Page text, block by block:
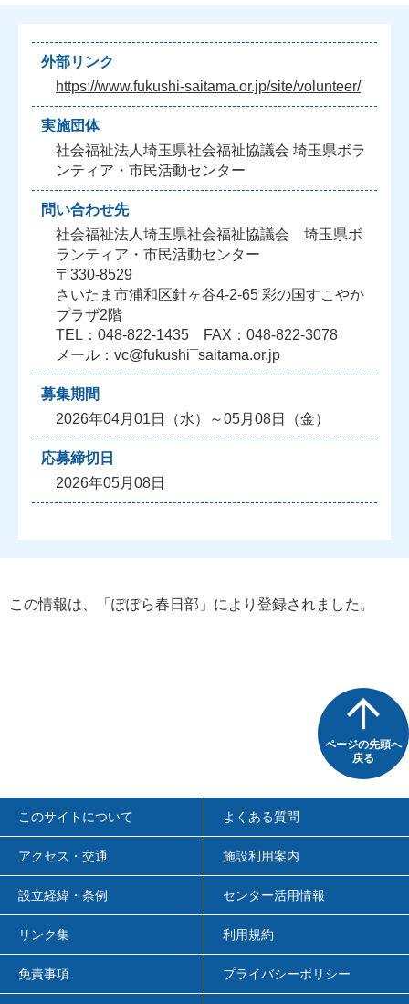
外部リンク
https://www.fukushi-saitama.or.jp/site/volunteer/
実施団体
社会福祉法人埼玉県社会福祉協議会 埼玉県ボラ
ンティア・市民活動センター
問い合わせ先
社会福祉法人埼玉県社会福祉協議会 埼玉県ボ
ランティア・市民活動センター
〒330-8529
さいたま市浦和区針ヶ谷4-2-65 彩の国すこやか
プラザ2階
TEL：048-822-1435 FAX：048-822-3078
メール：vc@fukushi¯saitama.or.jp
募集期間
2026年04月01日（水）～05月08日（金）
応募締切日
2026年05月08日
この情報は、「ぽぽら春日部」により登録されました。
ページの先頭へ
戻る
このサイトについて よくある質問
アクセス・交通 施設利用案内
設立経緯・条例 センター活用情報
リンク集 利用規約
免責事項 プライバシーポリシー